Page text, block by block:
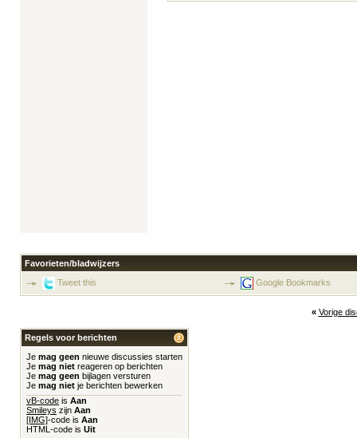
Favorieten/bladwijzers
Tweet this
Google Bookmarks
« Vorige
Regels voor berichten
Je mag geen nieuwe discussies starten
Je mag niet reageren op berichten
Je mag geen bijlagen versturen
Je mag niet je berichten bewerken
vB-code is Aan
Smileys zijn Aan
[IMG]-code is Aan
HTML-code is Uit